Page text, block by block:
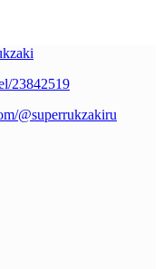
23842519
@superrukzakiru